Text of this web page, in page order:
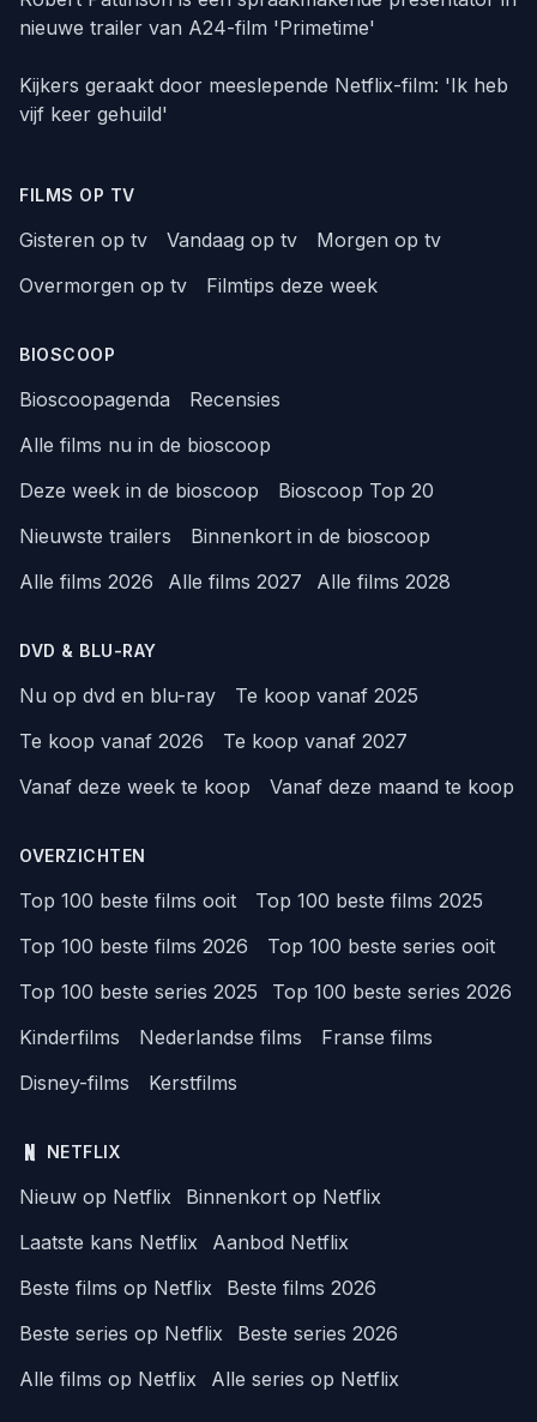
nieuwe trailer van A24-film 'Primetime'
Kijkers geraakt door meeslepende Netflix-film: 'Ik heb
vijf keer gehuild'
FILMS OP TV
Gisteren op tv Vandaag op tv
Morgen op tv
Overmorgen op tv
Filmtips deze week
BIOSCOOP
Bioscoopagenda
Recensies
Alle films nu in de bioscoop
Deze week in de bioscoop
Bioscoop Top 20
Nieuwste trailers
Binnenkort in de bioscoop
Alle films 2026
Alle films 2027 Alle films 2028
DVD & BLU-RAY
Nu op dvd en blu-ray
Te koop vanaf 2025
Te koop vanaf 2026
Te koop vanaf 2027
Vanaf deze week te koop
Vanaf deze maand te koop
OVERZICHTEN
Top 100 beste films ooit
Top 100 beste films 2025
Top 100 beste films 2026
Top 100 beste series ooit
Top 100 beste series 2025
Top 100 beste series 2026
Kinderfilms
Nederlandse films
Franse films
Disney-films
Kerstfilms
NETFLIX
Nieuw op Netflix
Binnenkort op Netflix
Laatste kans Netflix
Aanbod Netflix
Beste films op Netflix
Beste films 2026
Beste series op Netflix
Beste series 2026
Alle films op Netflix
Alle series op Netflix